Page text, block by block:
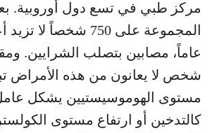
مركز طبي في تسع دول أوروبية.
شخص لا يعانون من هذه الأمراض
مستوى الهوموسيستيين يشكل
كالتدخين أو ارتفاع مستوى